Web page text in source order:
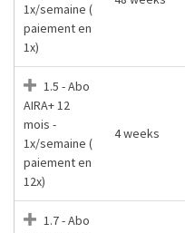
1x/semaine (
paiement en
1x)
1.5 - Abo
AIRA+ 12
mois -
1x/semaine (
paiement en
12x)
4 weeks
1.7 - Abo